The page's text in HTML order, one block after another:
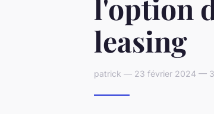
l'option
leasing
patrick — 23 février 2024 — 3